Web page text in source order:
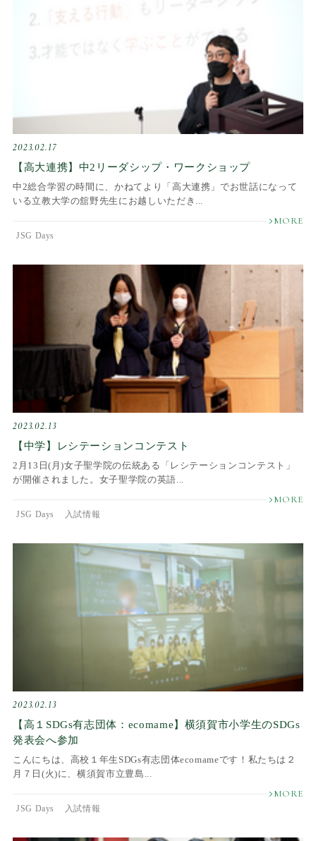
2023.02.17
【高大連携】中2リーダシップ・ワークショップ
中2総合学習の時間に、かねてより「高大連携」でお世話になって
いる立教大学の舘野先生にお越しいただき...
JSG Days
2023.02.13
【中学】レシテーションコンテスト
2月13日(月)女子聖学院の伝統ある「レシテーションコンテスト」
が開催されました。女子聖学院の英語...
JSG Days 入試情報
2023.02.13
【高１SDGs有志団体：ecomame】横須賀市小学生のSDGs
発表会へ参加
こんにちは、高校１年生SDGs有志団体ecomameです！私たちは２
月７日(火)に、横須賀市立豊島...
JSG Days 入試情報